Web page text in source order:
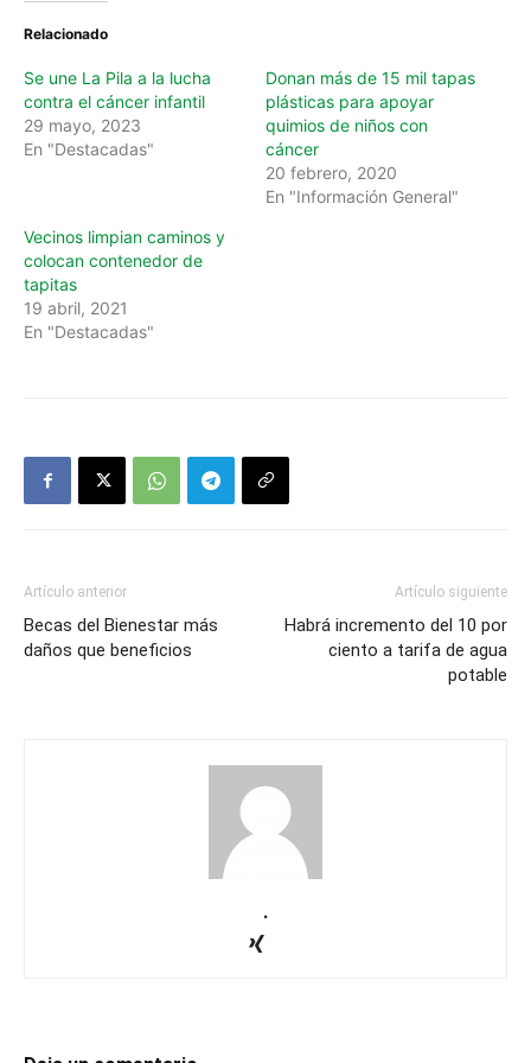
Relacionado
Se une La Pila a la lucha
contra el cáncer infantil
29 mayo, 2023
En "Destacadas"
Donan más de 15 mil tapas
plásticas para apoyar
quimios de niños con
cáncer
20 febrero, 2020
En "Información General"
Vecinos limpian caminos y
colocan contenedor de
tapitas
19 abril, 2021
En "Destacadas"
Artículo anterior
Becas del Bienestar más
daños que beneficios
Artículo siguiente
Habrá incremento del 10 por
ciento a tarifa de agua
potable
.